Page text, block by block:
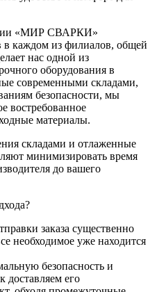
«МИР СВАРКИ»
в каждом из филиалов, общей
нас одной из
оборудования в
современными складами,
безопасности, мы
востребованное
материалы.
складами и отлаженные
минимизировать время
до вашего
заказа существенно
необходимое уже находится
безопасность и
доставляем его